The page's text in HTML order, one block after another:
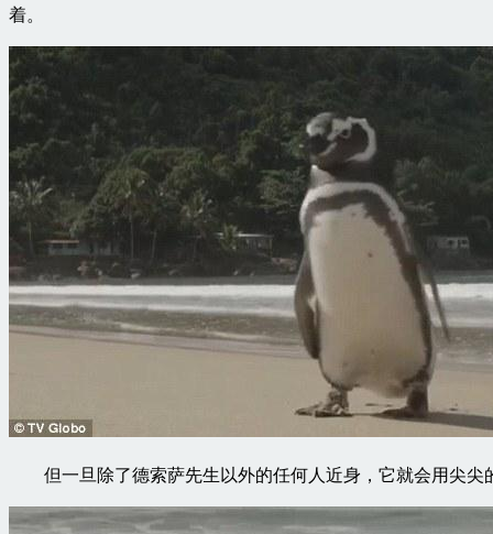
着。
但一旦除了德索萨先生以外的任何人近身，它就会用尖尖